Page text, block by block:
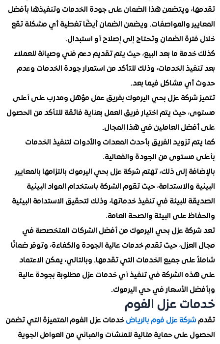
ويتضمن هذا الضمان على جودة الخدمات وتنفيذها بأفضل
والمواصفات. ويضمن الضمان أيضًا تغطية أي مشكلة تقع
الضمان وتحتاج إلى إصلاح أو استبدال.
ما بعد البيع، حيث يتم تقديم دعم فني وصيانة للعملاء
الخدمات، وذلك للتأكد من استمرار جودة الخدمات وعدم
مشاكل فيما بعد.
عزل بحي اليرموك بفريق عمل مؤهل ومدرب على أعلى
حيث يتم اختيار فريق العمل بعناية فائقة للتأكد من الحصول
العاملين في هذا المجال.
تزويد الفريق بأحدث المعدات والأدوات لتنفيذ الخدمات
من الجودة والفعالية.
إلى ذلك، تهتم شركة عزل بحي اليرموك بالتزامها بالمعايير
والاستدامة، حيث تقوم الشركة باستخدام المواد البيئية
للبيئة في تنفيذ خدماتها، وذلك لتحقيق الاستدامة البيئية
على البيئة والصحة العامة.
عزل بحي اليرموك من أفضل الشركات المتخصصة في
حيث تقدم خدمات عالية الجودة والكفاءة، وتوفر ضمانًا
جميع الخدمات التي تقدمها. وبالتالي، يمكن الاعتماد
الشركة في تنفيذ أي خدمات عزل مطلوبة بجودة عالية
الأسعار في حي اليرموك.
عزل الفوم
عزل فوم بالرياض خدمات عزل الفوم المتميزة التي تضمن
على حماية مثالية للمنشآت والمباني من العوامل الجوية